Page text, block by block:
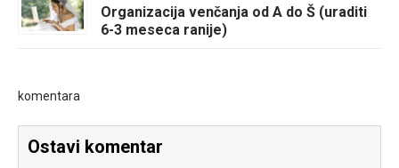
Organizacija venčanja od A do Š (uraditi
6-3 meseca ranije)
komentara
Ostavi komentar